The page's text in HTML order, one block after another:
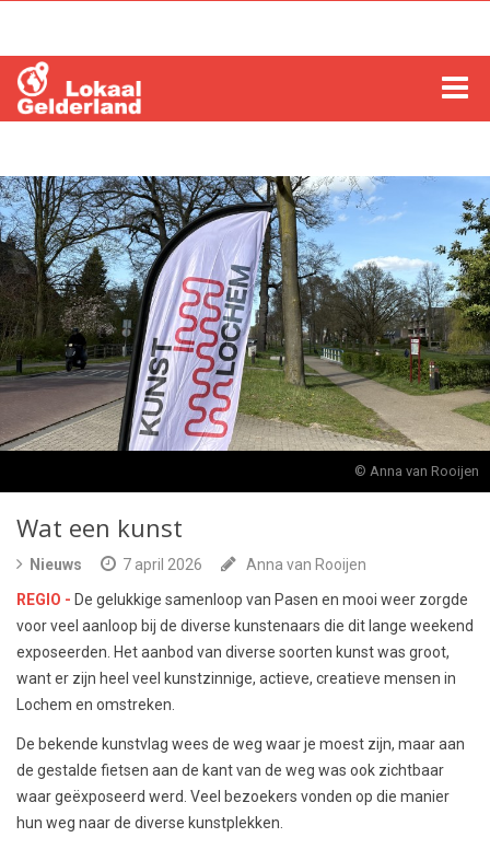
LOCHEM
ZUTPHEN
COLUMNS
RADIO
ZOEKEN
© Anna van Rooijen
Wat een kunst
Nieuws 7 april 2026
Anna van Rooijen
REGIO - De gelukkige samenloop van Pasen en mooi weer zorgde
voor veel aanloop bij de diverse kunstenaars die dit lange weekend
exposeerden. Het aanbod van diverse soorten kunst was groot,
want er zijn heel veel kunstzinnige, actieve, creatieve mensen in
Lochem en omstreken.
De bekende kunstvlag wees de weg waar je moest zijn, maar aan
de gestalde fietsen aan de kant van de weg was ook zichtbaar
waar geëxposeerd werd. Veel bezoekers vonden op die manier
hun weg naar de diverse kunstplekken.